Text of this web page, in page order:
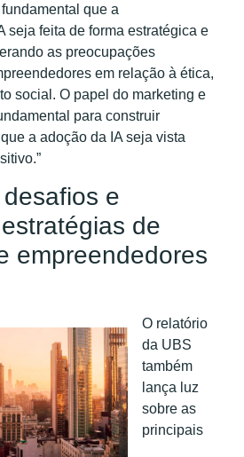
que a
seja feita de forma estratégica e
as preocupações
em relação à ética,
social. O papel do marketing e
para construir
a adoção da IA seja vista
e
de
empreendedores
O relatório
da UBS
também
lança luz
sobre as
principais